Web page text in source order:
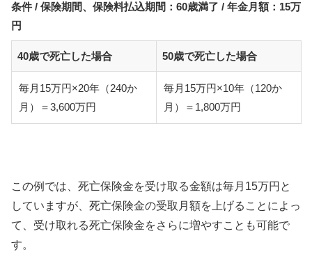
条件 / 保険期間、保険料払込期間：60歳満了 / 年金月額：15万
円
40歳で死亡した場合 50歳で死亡した場合
毎月15万円×20年（240か
月）＝3,600万円
毎月15万円×10年（120か
月）＝1,800万円
この例では、死亡保険金を受け取る金額は毎月15万円と
していますが、死亡保険金の受取月額を上げることによっ
て、受け取れる死亡保険金をさらに増やすことも可能で
す。